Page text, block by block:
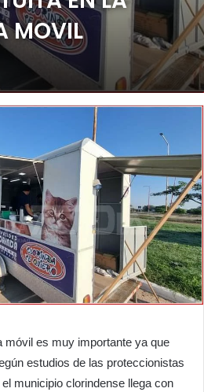
MOVIL
móvil es muy importante ya que
estudios de las proteccionistas
municipio clorindense llega con